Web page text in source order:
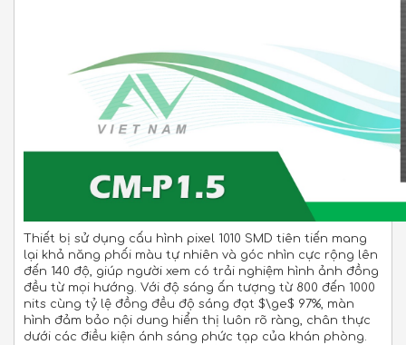
Thiết bị sử dụng cấu hình pixel 1010 SMD tiên tiến mang
lại khả năng phối màu tự nhiên và góc nhìn cực rộng lên
đến 140 độ, giúp người xem có trải nghiệm hình ảnh đồng
đều từ mọi hướng. Với độ sáng ấn tượng từ 800 đến 1000
nits cùng tỷ lệ đồng đều độ sáng đạt $\ge$ 97%, màn
hình đảm bảo nội dung hiển thị luôn rõ ràng, chân thực
dưới các điều kiện ánh sáng phức tạp của khán phòng.